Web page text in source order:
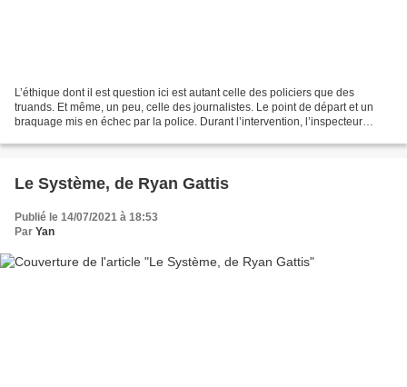
L’éthique dont il est question ici est autant celle des policiers que des
truands. Et même, un peu, celle des journalistes. Le point de départ et un
braquage mis en échec par la police. Durant l’intervention, l’inspecteur
Le Système, de Ryan Gattis
Publié le 14/07/2021 à 18:53
Par Yan